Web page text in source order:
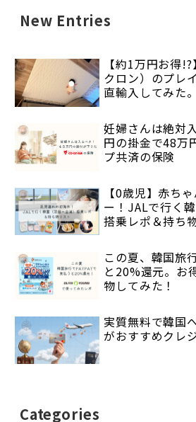
New Entries
【約1万円お得
クロン）のプレ
直輸入してみた。
妊婦さんは絶対
円の掛金で48万
プ共済の保険
【0歳児】赤ち
ー！JALで行く
搭乗レポ＆持ち
この夏、韓国旅
と20%還元。お
物してみた！
実質無料で韓国
がおすすめクレ
Categories